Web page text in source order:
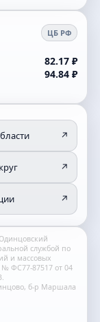
ЦБ РФ
82.17 ₽
94.84 ₽
↗
↗
↗
службой по
и массовых
ФС77-87517 от 04
б-р Маршала